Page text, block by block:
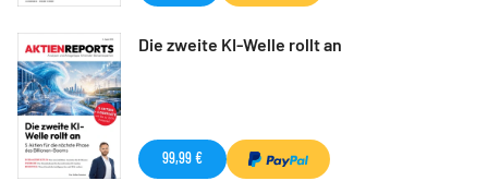
Die zweite KI-Welle rollt an
99,99 €